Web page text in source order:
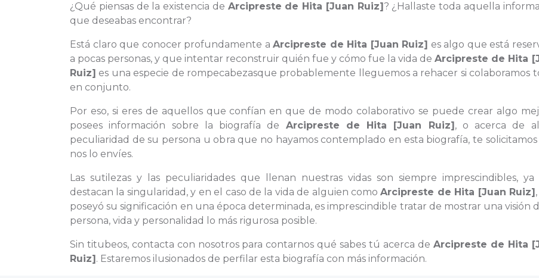
¿Qué piensas de la existencia de Arcipreste de Hita [Juan Ruiz]? ¿Hallaste toda aquella
que deseabas encontrar?
Está claro que conocer profundamente a Arcipreste de Hita [Juan Ruiz] es algo que está
a pocas personas, y que intentar reconstruir quién fue y cómo fue la vida deArcipreste de Hita
Ruiz] es una especie de rompecabezasque probablemente lleguemos a rehacer si colaboramos
en conjunto.
Por eso, si eres de aquellos que confían en que de modo colaborativo se puede crear algo
posees información sobre la biografía de Arcipreste de Hita [Juan Ruiz], o acerca de
peculiaridad de su persona u obra que no hayamos contemplado en esta biografía, te
nos lo envíes.
Las sutilezas y las peculiaridades que llenan nuestras vidas son siempre imprescindibles, ya
destacan la singularidad, y en el caso de la vida de alguien comoArcipreste de Hita [Juan Ruiz]
poseyó su significación en una época determinada, es imprescindible tratar de mostrar una visión
persona, vida y personalidad lo más rigurosa posible.
Sin titubeos, contacta con nosotros para contarnos qué sabes tú acerca de Arcipreste de Hita
Ruiz]. Estaremos ilusionados de perfilar esta biografía con más información.